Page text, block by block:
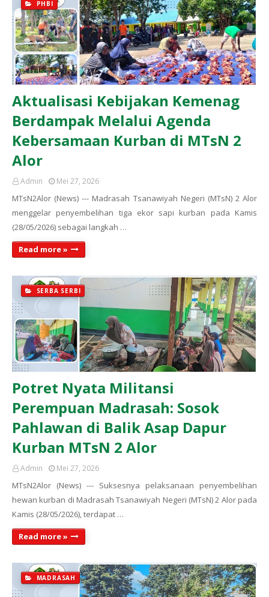
PHBI
Aktualisasi Kebijakan Kemenag
Berdampak Melalui Agenda
Kebersamaan Kurban di MTsN 2
Alor
Admin Mei 27, 2026
MTsN2Alor (News) --- Madrasah Tsanawiyah Negeri (MTsN) 2 Alor
menggelar penyembelihan tiga ekor sapi kurban pada Kamis
(28/05/2026) sebagai langkah …
Read more »
SERBA SERBI
Potret Nyata Militansi
Perempuan Madrasah: Sosok
Pahlawan di Balik Asap Dapur
Kurban MTsN 2 Alor
Admin Mei 27, 2026
MTsN2Alor (News) --- Suksesnya pelaksanaan penyembelihan
hewan kurban di Madrasah Tsanawiyah Negeri (MTsN) 2 Alor pada
Kamis (28/05/2026), terdapat …
Read more »
MADRASAH